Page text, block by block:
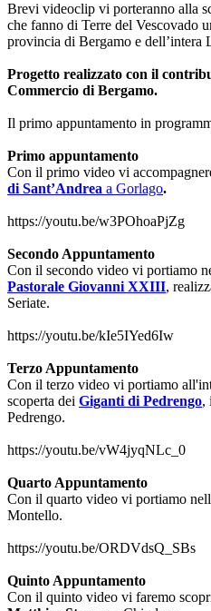
Brevi videoclip vi porteranno alla
che fanno di Terre del Vescovado
provincia di Bergamo e dell’intera
Progetto realizzato con il
Commercio di Bergamo.
Il primo appuntamento in
Primo appuntamento
Con il primo video vi
di Sant’Andrea a Gorlago.
https://youtu.be/w3POhoaPjZg
Secondo Appuntamento
Con il secondo video vi portiamo
Pastorale Giovanni XXIII,
Seriate.
https://youtu.be/kIe5IYed6Iw
Terzo Appuntamento
Con il terzo video vi portiamo
scoperta dei Giganti di Pedrengo,
Pedrengo.
https://youtu.be/vW4jyqNLc_0
Quarto Appuntamento
Con il quarto video vi portiamo
Montello.
https://youtu.be/ORDVdsQ_SBs
Quinto Appuntamento
Con il quinto video vi faremo